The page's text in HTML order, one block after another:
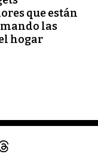
que están
las
hogar